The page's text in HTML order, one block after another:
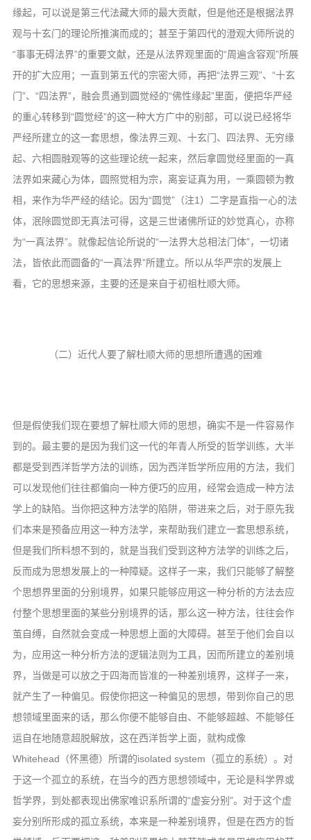
缘起，可以说是第三代法藏大师的最大贡献，但是他还是根据法界
观与十玄门的理论所推演而成的；甚至于第四代的澄观大师所说的
“事事无碍法界”的重要文献，还是从法界观里面的“周遍含容观”所展
开的扩大应用；一直到第五代的宗密大师，再把“法界三观”、“十玄
门”、“四法界”，融会贯通到圆觉经的“佛性缘起”里面，便把华严经
的重心转移到“圆觉经”的这一种大方广中的别部，可以说已经将华
严经所建立的这一套思想，像法界三观、十玄门、四法界、无穷缘
起、六相圆融观等的这些理论统一起来，然后拿圆觉经里面的一真
法界如来藏心为体，圆照觉相为宗，离妄证真为用，一乘圆顿为教
相，来作为华严经的结论。因为“圆觉”（注1）二字是直指一心的法
体，泯除圆觉即无真法可得，这是三世诸佛所证的妙觉真心，亦称
为“一真法界”。就像起信论所说的“一法界大总相法门体”，一切诸
法，皆依此而圆备的“一真法界”所建立。所以从华严宗的发展上
看，它的思想来源，主要的还是来自于初祖杜顺大师。
（二）近代人要了解杜顺大师的思想所遭遇的困难
但是假使我们现在要想了解杜顺大师的思想，确实不是一件容易作
到的。最主要的是因为我们这一代的年青人所受的哲学训练，大半
都是受到西洋哲学方法的训练，因为西洋哲学所应用的方法，我们
可以发现他们往往都偏向一种方便巧的应用，经常会造成一种方法
学上的缺陷。当你把这种方法学的陷阱，带进来之后，对于原先我
们本来是预备应用这一种方法学，来帮助我们建立一套思想系统，
但是我们所料想不到的，就是当我们受到这种方法学的训练之后，
反而成为思想发展上的一种障疑。这样子一来，我们只能够了解整
个思想界里面的分别境界，如果只能够应用这一种分析的方法去应
付整个思想里面的某些分别境界的话，那么这一种方法，往往会作
茧自缚，自然就会变成一种思想上面的大障碍。甚至于他们会自以
为，应用这一种分析方法的逻辑法则为工具，因而所建立的差别境
界，当做是可以放之于四海而皆准的一种差别境界，这样子一来，
就产生了一种偏见。假使你把这一种偏见的思想，带到你自己的思
想领域里面来的话，那么你便不能够自由、不能够超越、不能够任
运自在地随意超脱解放，这在西洋哲学上面，就构成像
Whitehead（怀黑德）所谓的isolated system（孤立的系统）。对
于这一个孤立的系统，在当今的西方思想领域中，无论是科学界或
哲学界，到处都表现出佛家唯识系所谓的“虚妄分别”。对于这个虚
妄分别所形成的孤立系统，本来是一种差别境界，但是在西方的哲